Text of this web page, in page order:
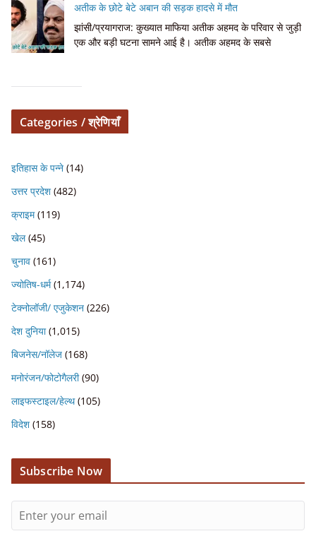
अतीक के छोटे बेटे अबान की सड़क हादसे में मौत
झांसी/प्रयागराज: कुख्यात माफिया अतीक अहमद के परिवार से जुड़ी
एक और बड़ी घटना सामने आई है। अतीक अहमद के सबसे
Categories / श्रेणियाँ
इतिहास के पन्ने (14)
उत्तर प्रदेश (482)
क्राइम(119)
खेल(45)
चुनाव (161)
ज्योतिष-धर्म(1,174)
टेक्नोलॉजी/ एजुकेशन (226)
देश दुनिया(1,015)
बिजनेस/नॉलेज (168)
मनोरंजन/फोटोगैलरी(90)
लाइफस्टाइल/हेल्थ(105)
विदेश (158)
Subscribe Now